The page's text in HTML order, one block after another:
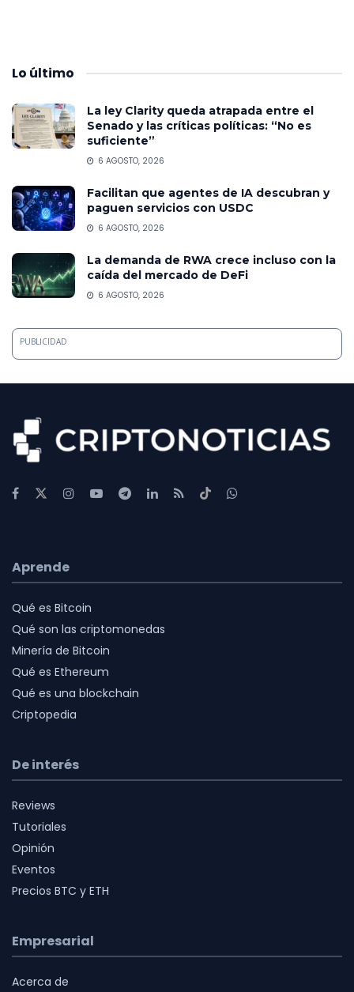
Lo último
La ley Clarity queda atrapada entre el
Senado y las críticas políticas: “No es
suficiente”
6 AGOSTO, 2026
Facilitan que agentes de IA descubran y
paguen servicios con USDC
6 AGOSTO, 2026
La demanda de RWA crece incluso con la
caída del mercado de DeFi
6 AGOSTO, 2026
PUBLICIDAD
Aprende
Qué es Bitcoin
Qué son las criptomonedas
Minería de Bitcoin
Qué es Ethereum
Qué es una blockchain
Criptopedia
De interés
Reviews
Tutoriales
Opinión
Eventos
Precios BTC y ETH
Empresarial
Acerca de